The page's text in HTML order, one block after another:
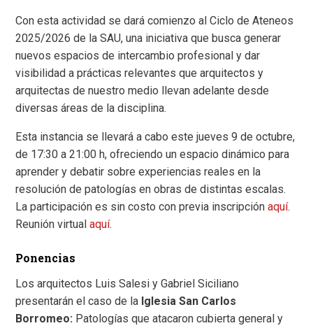
Con esta actividad se dará comienzo al Ciclo de Ateneos
2025/2026 de la SAU, una iniciativa que busca generar
nuevos espacios de intercambio profesional y dar
visibilidad a prácticas relevantes que arquitectos y
arquitectas de nuestro medio llevan adelante desde
diversas áreas de la disciplina.
Esta instancia se llevará a cabo este jueves 9 de octubre,
de 17:30 a 21:00 h, ofreciendo un espacio dinámico para
aprender y debatir sobre experiencias reales en la
resolución de patologías en obras de distintas escalas.
La participación es sin costo con previa inscripción aquí.
Reunión virtualaquí.
Ponencias
Los arquitectos Luis Salesi y Gabriel Siciliano
presentarán el caso de la Iglesia San Carlos
Borromeo: Patologías que atacaron cubierta general y